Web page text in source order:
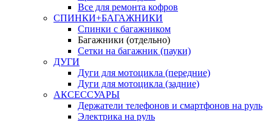
Все для ремонта кофров
СПИНКИ+БАГАЖНИКИ
Спинки с багажником
Багажники (отдельно)
Сетки на багажник (пауки)
ДУГИ
Дуги для мотоцикла (передние)
Дуги для мотоцикла (задние)
АКСЕССУАРЫ
Держатели телефонов и смартфонов на руль
Электрика на руль